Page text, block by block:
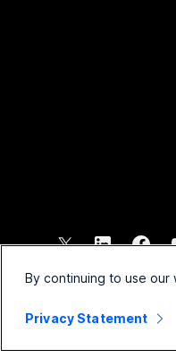
2026 Cisco 및/또는
By continuing to use
Privacy Statement